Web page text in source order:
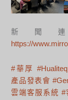
新聞
https://
#華厚
產品發表會
雲端客服系統 #